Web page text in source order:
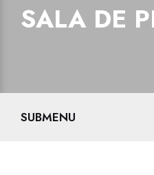
SALA DE
SUBMENU